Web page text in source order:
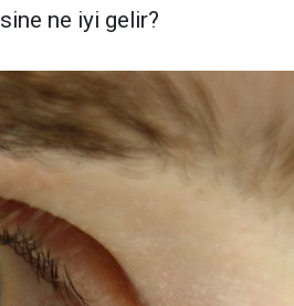
ne iyi gelir?